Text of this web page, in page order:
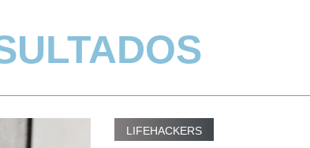
LIFEHACKERS